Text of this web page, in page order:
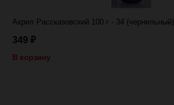
Акрил Рассказовский 100 г - 34 (чернильный)
349 ₽
В корзину